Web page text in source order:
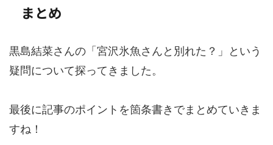
まとめ
黒島結菜さんの「宮沢氷魚さんと別れた？」という
疑問について探ってきました。
最後に記事のポイントを箇条書きでまとめていきま
すね！